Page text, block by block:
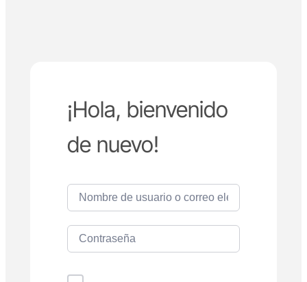
¡Hola, bienvenido
de nuevo!